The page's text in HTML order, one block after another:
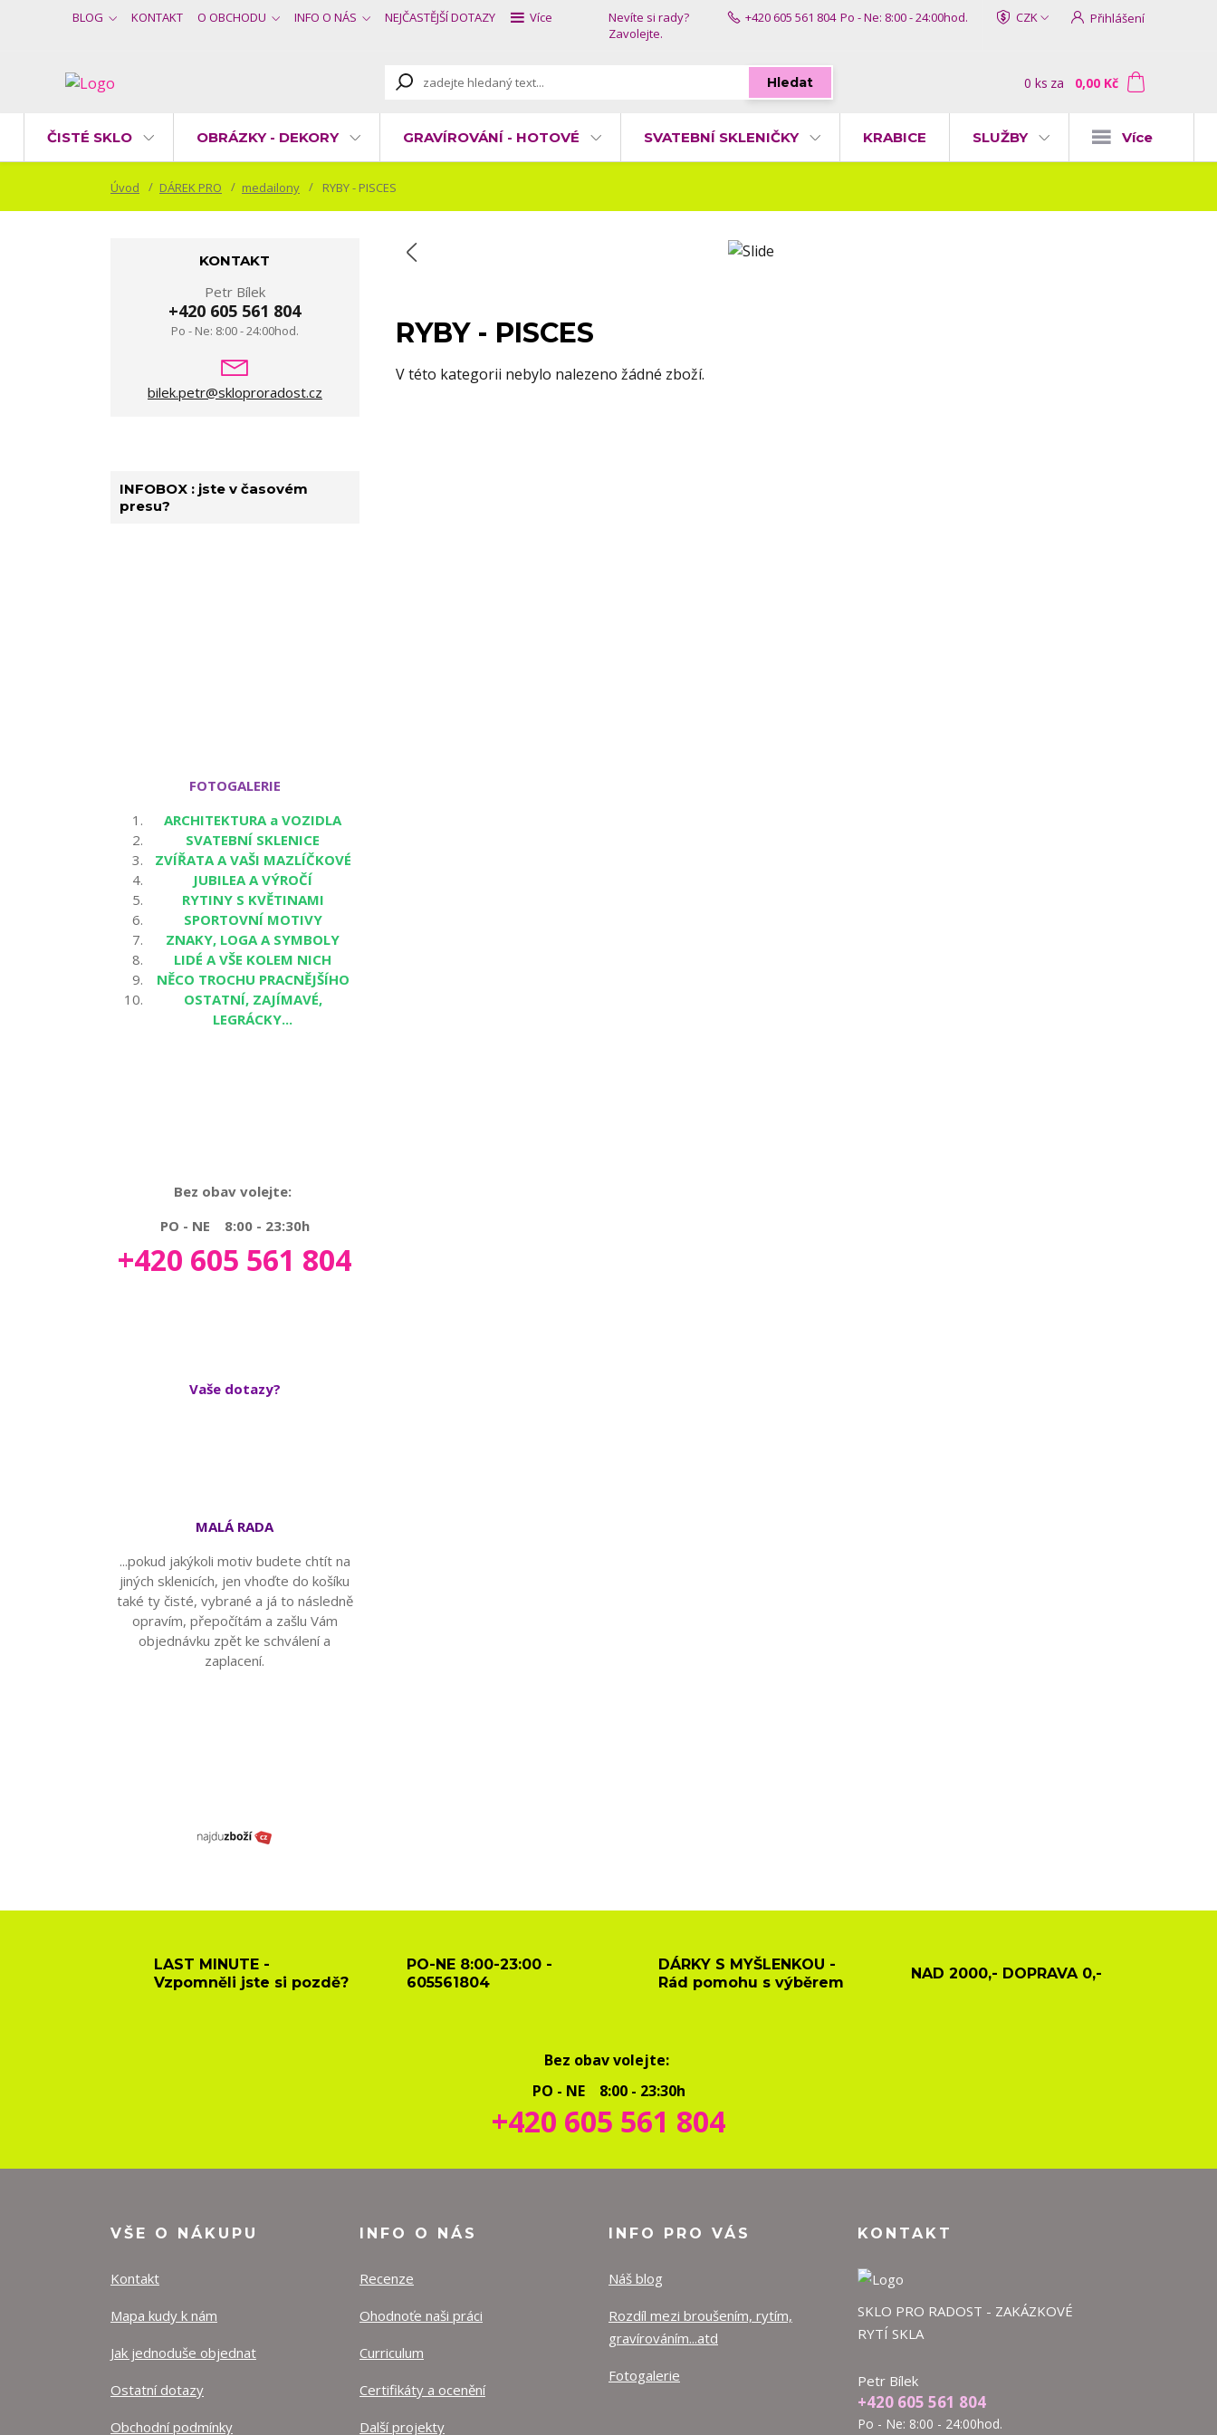
BLOG KONTAKT O OBCHODU INFO O NÁS NEJČASTĚJŠÍ DOTAZY Více CZK Přihlášení
Hledat
Nevíte si rady?
Zavolejte.
+420 605 561 804 Po - Ne: 8:00 - 24:00hod.
0 ks za 0,00 Kč
ČISTÉ SKLO OBRÁZKY - DEKORY GRAVÍROVÁNÍ - HOTOVÉ SVATEBNÍ SKLENIČKY KRABICE SLUŽBY Více
Úvod DÁREK PRO medailony RYBY - PISCES
RYBY - PISCES
V této kategorii nebylo nalezeno žádné zboží.
KONTAKT
Petr Bílek
+420 605 561 804
Po - Ne: 8:00 - 24:00hod.
bilek.petr@skloproradost.cz
INFOBOX : jste v časovém
presu?
FOTOGALERIE
ARCHITEKTURA a VOZIDLA
SVATEBNÍ SKLENICE
ZVÍŘATA A VAŠI MAZLÍČKOVÉ
JUBILEA A VÝROČÍ
RYTINY S KVĚTINAMI
SPORTOVNÍ MOTIVY
ZNAKY, LOGA A SYMBOLY
LIDÉ A VŠE KOLEM NICH
NĚCO TROCHU PRACNĚJŠÍHO
OSTATNÍ, ZAJÍMAVÉ,
LEGRÁCKY...
Bez obav volejte:
PO - NE 8:00 - 23:30h
+420 605 561 804
Vaše dotazy?
MALÁ RADA
...pokud jakýkoli motiv budete chtít na
jiných sklenicích, jen vhoďte do košíku
také ty čisté, vybrané a já to následně
opravím, přepočítám a zašlu Vám
objednávku zpět ke schválení a
zaplacení.
LAST MINUTE -
Vzpomněli jste si pozdě?
PO-NE 8:00-23:00 -
605561804
DÁRKY S MYŠLENKOU -
Rád pomohu s výběrem
NAD 2000,- DOPRAVA 0,-
Bez obav volejte:
PO - NE 8:00 - 23:30h
+420 605 561 804
VŠE O NÁKUPU
Kontakt
Mapa kudy k nám
Jak jednoduše objednat
Ostatní dotazy
Obchodní podmínky
INFO O NÁS
Recenze
Ohodnoťe naši práci
Curriculum
Certifikáty a ocenění
Další projekty
INFO PRO VÁS
Náš blog
Rozdíl mezi broušením, rytím,
gravírováním...atd
Fotogalerie
KONTAKT
SKLO PRO RADOST - ZAKÁZKOVÉ
RYTÍ SKLA
Petr Bílek
+420 605 561 804
Po - Ne: 8:00 - 24:00hod.